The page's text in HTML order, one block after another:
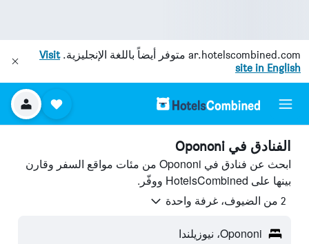
ar.hotelscombined.com متوفر أيضاً باللغة الإنجليزية.Visit
site in English
الفنادق في Opononi
ابحث عن فنادق في Opononi من مئات مواقع السفر وقارن
بينها على HotelsCombined ووفّر.
2 من الضيوف، غرفة واحدة
Opononi، نيوزيلندا